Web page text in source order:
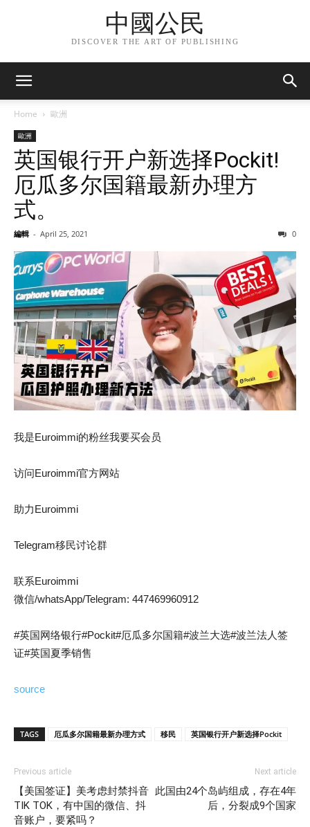
中國公民
DISCOVER THE ART OF PUBLISHING
Home 歐洲
歐洲
英国银行开户新选择Pockit!
厄瓜多尔国籍最新办理方
式。
編輯 - April 25, 2021 0
我是Euroimmi的粉丝我要买会员
访问Euroimmi官方网站
助力Euroimmi
Telegram移民讨论群
联系Euroimmi
微信/whatsApp/Telegram: 447469960912
#英国网络银行#Pockit#厄瓜多尔国籍#波兰大选#波兰法人签
证#英国夏季销售
source
TAGS 厄瓜多尔国籍最新办理方式 移民 英国银行开户新选择Pockit
Previous article
【美国签证】美考虑封禁抖音
TIK TOK，有中国的微信、抖
音账户，要紧吗？
Next article
此国由24个岛屿组成，存在4年
后，分裂成9个国家